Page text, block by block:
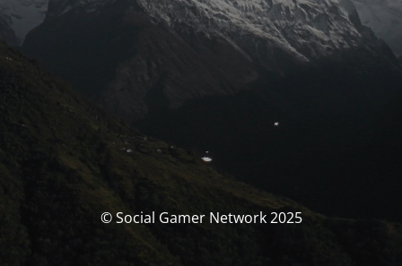
© Social Gamer Network 2025